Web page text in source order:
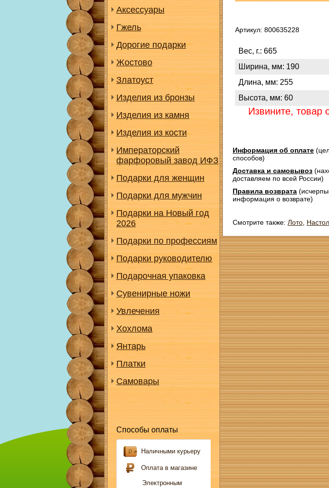
Аксессуары
Гжель
Дорогие подарки
Жостово
Златоуст
Изделия из бронзы
Изделия из камня
Изделия из кости
Императорский
фарфоровый завод ИФЗ
Подарки для женщин
Подарки для мужчин
Подарки на Новый год
2026
Подарки по профессиям
Подарки руководителю
Подарочная упаковка
Сувенирные ножи
Увлечения
Хохлома
Янтарь
Платки
Самовары
Способы оплаты
Наличными курьеру
Оплата в магазине
Электронным
Артикул: 800635228
Вес, г.: 665
Ширина, мм: 190
Длина, мм: 255
Высота, мм: 60
Извините, товар
Информация об оплате
способов)
Доставка и самовывоз
доставляем по всей России)
Правила возврата
информация о возврате)
Смотрите также: Лото